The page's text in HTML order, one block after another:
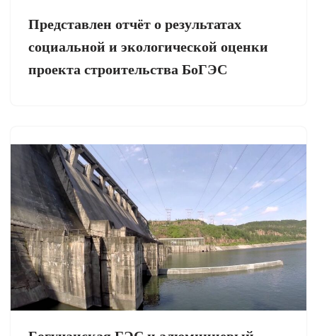
Представлен отчёт о результатах
социальной и экологической оценки
проекта строительства БоГЭС